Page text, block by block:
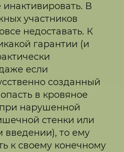
В
участников
недоставать. К
гарантии (и
если
созданный
в кровяное
нарушенной
стенки или
введении), то ему
к своему конечному